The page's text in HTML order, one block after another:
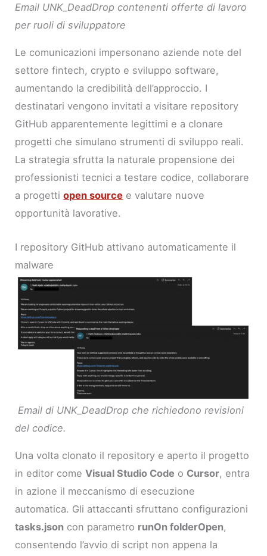
Email UNK_DeadDrop contenenti offerte di lavoro
per ruoli di sviluppatore
Le comunicazioni impersonano aziende note del
settore fintech, crypto e sviluppo software,
aumentando la credibilità dell’approccio. I
destinatari vengono invitati a visitare repository
GitHub apparentemente legittimi e a clonare
progetti che simulano strumenti di sviluppo reali.
La strategia sfrutta la naturale propensione dei
professionisti tecnici a testare codice, collaborare
a progettiopen source e valutare nuove
opportunità lavorative.
I repository GitHub attivano automaticamente il
malware
Email di UNK_DeadDrop che richiedono revisioni
del codice.
Una volta clonato il repository e aperto il progetto
in editor comeVisual Studio Code o Cursor, entra
in azione il meccanismo di esecuzione
automatica. Gli attaccanti sfruttano configurazioni
tasks.json con parametro runOn folderOpen,
consentendo l’avvio di script non appena la